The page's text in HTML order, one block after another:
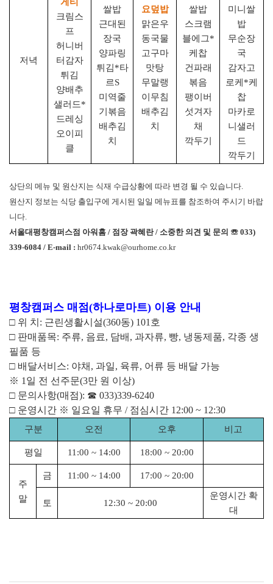
저녁
크림스
프
허니버
터감자
튀김
양배추
샐러드*
드레싱
오이피
클
쌀밥
근대된
장국
양파링
튀김*타
르S
미역줄
기볶음
배추김
치
요덮밥
맑은우
동국물
고구마
맛탕
무말랭
이무침
배추김
치
쌀밥
스크램
블에그*
케찹
건파래
볶음
팽이버
섯겨자
채
깍두기
미니쌀
밥
무순장
국
감자고
로케 *케
찹
마카로
니샐러
드
깍두기
상단의 메뉴 및 원산지는 식재 수급상황에 따라 변경 될 수 있습니다.
원산지 정보는 식당 출입구에 게시된 일일 메뉴표를 참조하여 주시기 바랍
니다.
서울대평창캠퍼스점 아워홈 / 점장 곽혜란/ 소중한 의견 및 문의 ☏ 033)
339-6084 / E-mail : hr0674.kwak@ourhome.co.kr
평창캠퍼스 매점 (하나로마트) 이용 안내
□ 위 치 : 근린생활시설(360동) 101 호
□ 판매품목: 주류, 음료, 담배 , 과자류, 빵, 냉동제품, 각종 생
필품 등
□ 배달서비스: 야채 , 과일, 육류, 어류 등 배달 가능
※ 1 일 전 선주문(3만 원 이상)
□ 문의사항(매점): ☎ 033)339-6240
□ 운영시간 ※ 일요일 휴무 / 점심시간 12:00 ~ 12:30
구분 오전 오후 비고
평일 11:00 ~ 14:00 18:00 ~ 20:00
주
말
금 11:00 ~ 14:00 17:00 ~ 20:00
토 12:30 ~ 20:00
운영시간 확
대